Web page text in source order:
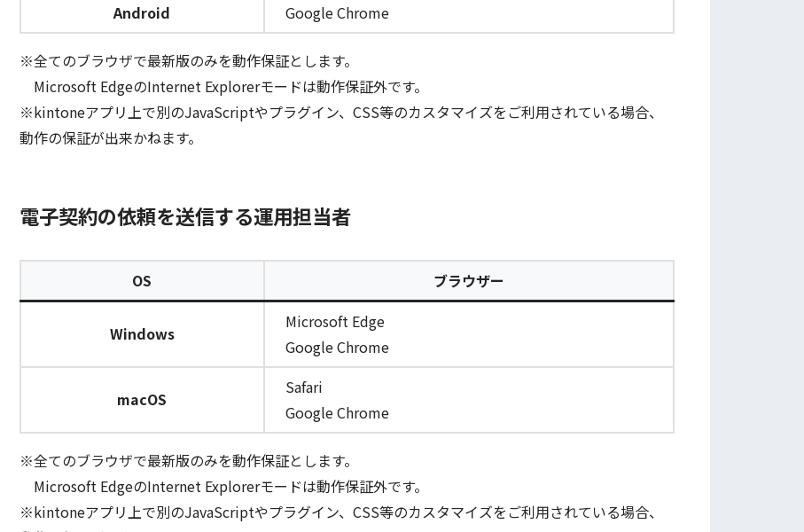
Android
Google Chrome
※全てのブラウザで最新版のみを動作保証とします。
Microsoft EdgeのInternet Explorerモードは動作保証外です。
※kintoneアプリ上で別のJavaScriptやプラグイン、CSS等のカスタマイズをご利用されている場合、
動作の保証が出来かねます。
電子契約の依頼を送信する運用担当者
OS ブラウザー
Windows
Microsoft Edge
Google Chrome
macOS
Safari
Google Chrome
※全てのブラウザで最新版のみを動作保証とします。
Microsoft EdgeのInternet Explorerモードは動作保証外です。
※kintoneアプリ上で別のJavaScriptやプラグイン、CSS等のカスタマイズをご利用されている場合、